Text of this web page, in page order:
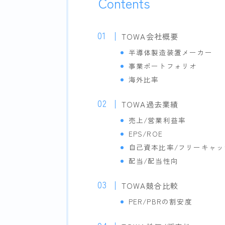
TOWA会社概要
半導体製造装置メーカー
事業ポートフォリオ
海外比率
TOWA過去業績
売上/営業利益率
EPS/ROE
自己資本比率/フリーキャ
配当/配当性向
TOWA競合比較
PER/PBRの割安度